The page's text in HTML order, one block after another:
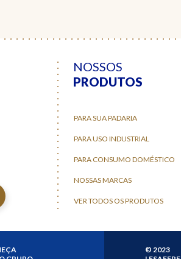
NOSSOS
PRODUTOS
PARA SUA PADARIA
PARA USO INDUSTRIAL
PARA CONSUMO DOMÉSTICO
NOSSAS MARCAS
VER TODOS OS PRODUTOS
© 2023